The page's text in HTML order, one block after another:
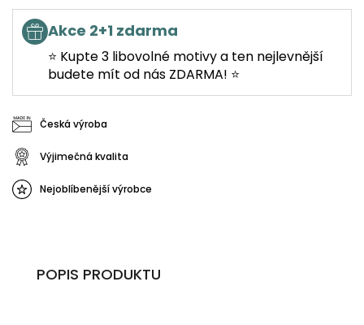
Akce 2+1 zdarma
⭐ Kupte 3 libovolné motivy a ten nejlevnější
budete mít od nás ZDARMA! ⭐
Česká výroba
Výjimečná kvalita
Nejoblíbenější výrobce
POPIS PRODUKTU